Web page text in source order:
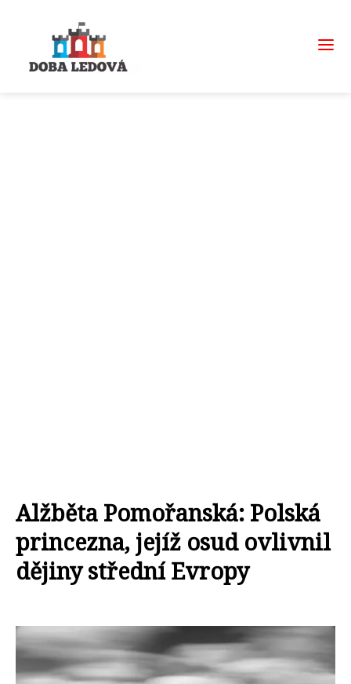
Alžběta Pomořanská: Polská
princezna, jejíž osud ovlivnil
dějiny střední Evropy